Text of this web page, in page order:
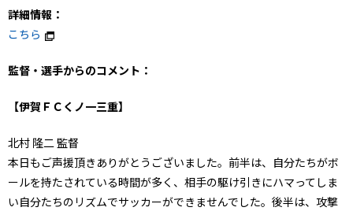
詳細情報：
こちら
監督・選手からのコメント：
【伊賀ＦＣくノ一三重】
北村 隆二 監督
本日もご声援頂きありがとうございました。前半は、自分たちがボ
ールを持たされている時間が多く、相手の駆け引きにハマってしま
い自分たちのリズムでサッカーができませんでした。後半は、攻撃